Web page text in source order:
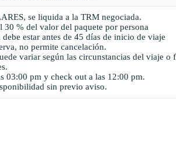
se liquida a la TRM negociada.
30 % del valor del paquete por persona
estar antes de 45 días de inicio de viaje
no permite cancelación.
variar según las circunstancias del viaje o
03:00 pm y check out a las 12:00 pm.
sin previo aviso.